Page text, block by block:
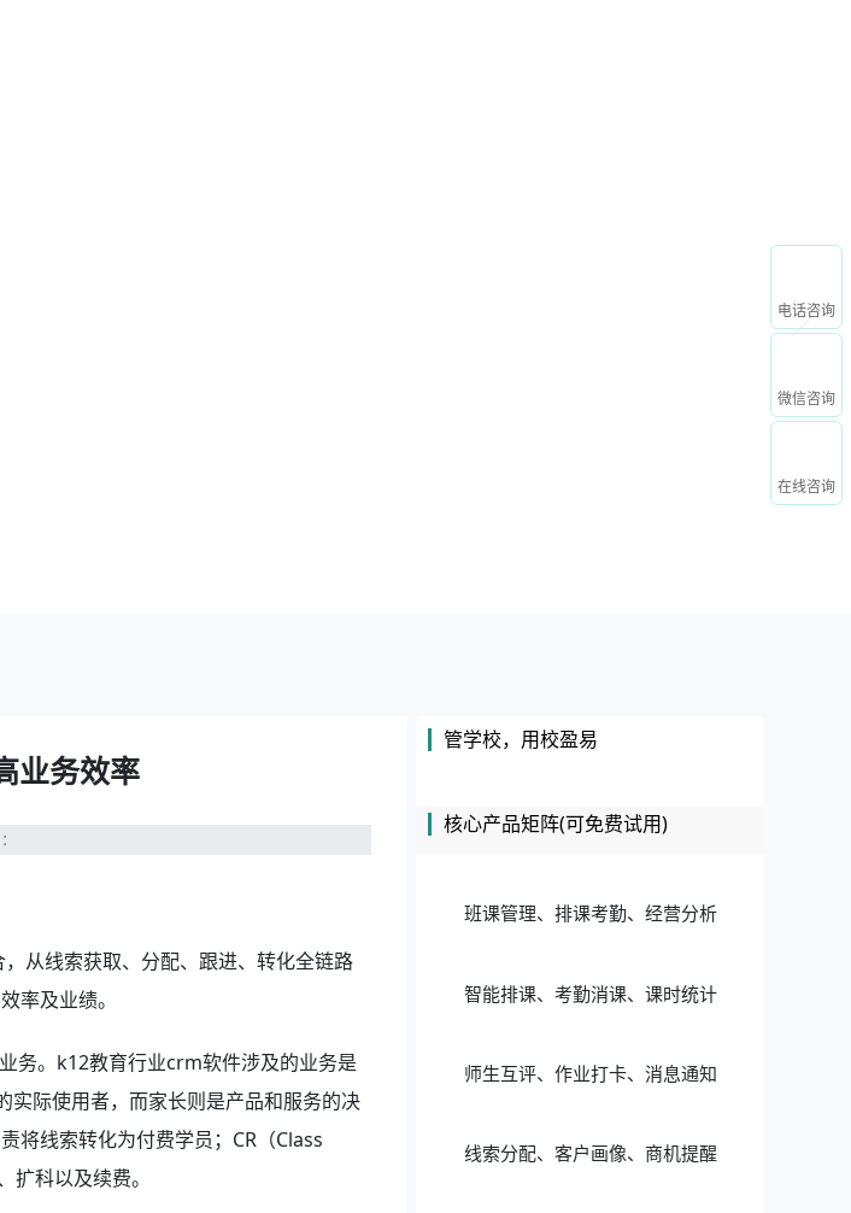
业务效率
从线索获取、分配、跟进、转化全链路
率及业绩。
务。k12教育行业crm软件涉及的业务是
实际使用者，而家长则是产品和服务的决
将线索转化为付费学员；CR（Class
科以及续费。
管学校，用校盈易
核心产品矩阵(可免费试用)
班课管理、排课考勤、经营分析
智能排课、考勤消课、课时统计
师生互评、作业打卡、消息通知
线索分配、客户画像、商机提醒
电话咨询
微信咨询
在线咨询